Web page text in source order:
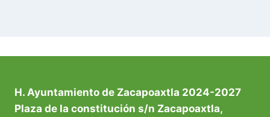
H. Ayuntamiento de Zacapoaxtla 2024-2027
Plaza de la constitución s/n Zacapoaxtla,